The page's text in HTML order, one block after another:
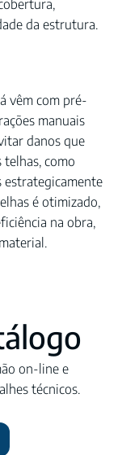
da estrutura.
vêm com pré-
manuais
danos que
como
estrategicamente
é otimizado,
na obra,
on-line e
técnicos.